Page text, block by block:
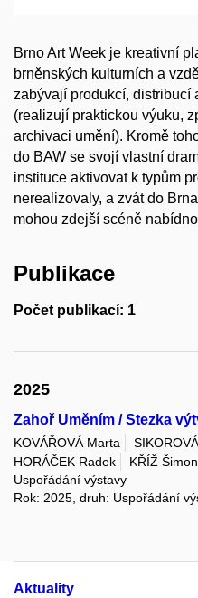
Brno Art Week je kreativní
brněnských kulturních a
zabývají produkcí, distribucí
(realizují praktickou výuku,
archivaci umění). Kromě
do BAW se svojí vlastní
instituce aktivovat k typům
nerealizovaly, a zvát do
mohou zdejší scéně
Publikace
Počet publikací: 1
2025
Zahoř Uměním / Stezka
KOVÁŘOVÁ Marta
HORÁČEK Radek
KŘÍŽ Šimon
Uspořádání výstavy
Rok: 2025, druh: Uspořádání
Aktuality